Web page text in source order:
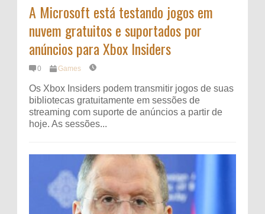
A Microsoft está testando jogos em
nuvem gratuitos e suportados por
anúncios para Xbox Insiders
0 Games
Os Xbox Insiders podem transmitir jogos de suas
bibliotecas gratuitamente em sessões de
streaming com suporte de anúncios a partir de
hoje. As sessões...